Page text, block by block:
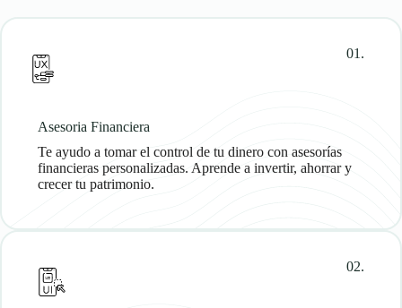
01.
Asesoria Financiera
Te ayudo a tomar el control de tu dinero con asesorías
financieras personalizadas. Aprende a invertir, ahorrar y
crecer tu patrimonio.
02.